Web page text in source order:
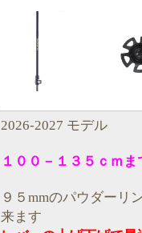
2026-2027 モデル
１００－１３５ｃｍ
９５mmのパウダーリ
来ます